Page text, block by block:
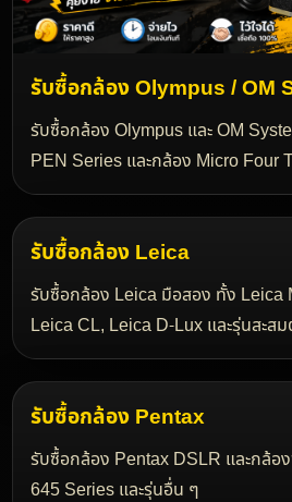
รับซื้อกล้อง Olympus / OM
รับซื้อกล้อง Olympus และ OM
PEN Series และกล้อง Micro Four
รับซื้อกล้อง Leica